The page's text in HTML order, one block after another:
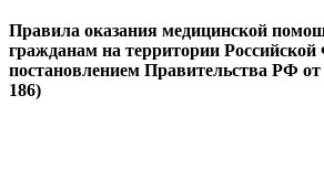
Правила оказания медицинской
гражданам на территории Российской
постановлением Правительства РФ от
186)